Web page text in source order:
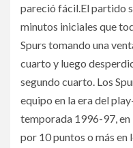
pareció fácil.El partido
minutos iniciales que
Spurs tomando una
cuarto y luego
segundo cuarto. Los
equipo en la era del
temporada 1996-97,
por 10 puntos o más en